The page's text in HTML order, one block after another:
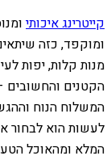
קייטרינג איכותי
ומוקפד, כזה
מנות קלות, יפות
הקטנים והחשובים
המשלוח הנוח
לעשות הוא לבחור
המלא ומהאוכל